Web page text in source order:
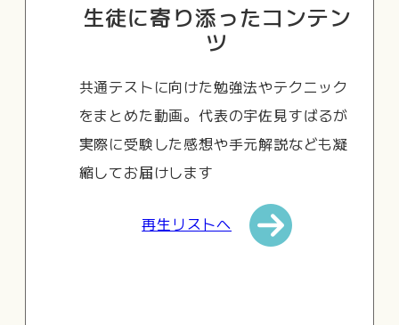
生徒に寄り添ったコンテン
ツ
共通テストに向けた勉強法やテクニック
をまとめた動画。代表の宇佐見すばるが
実際に受験した感想や手元解説なども凝
縮してお届けします
再生リストへ